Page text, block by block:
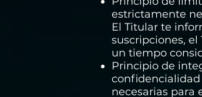
estrictamente
El Titular te
suscripciones,
un tiempo
Principio de
confidencialidad
necesarias para